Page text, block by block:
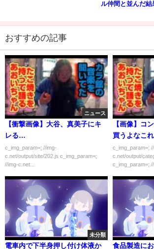
ル仲間と並んだ結
おすすめの記事
ニュース
【衝撃画像】大谷、真美子にキ
レる…
c_img_param=; //img-
c.net/output/site/202.js c_img_param=;
//img-c.net...
【画像】コ
買うよなこれ
c_img_param=;
c.net/output/
c_img_param=;
未分類
電車内で下半身押し付け体液か
食品製造に